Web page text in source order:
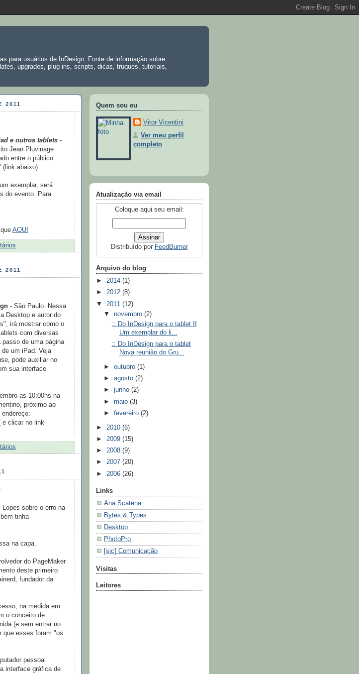
para usuários de InDesign. Fonte de informação sobre
upgrades, plug-ins, scripts, dicas, truques, tutoriais,
2011
e outros tablets -
Jean Pluvinage
entre o público
abaixo).
exemplar, será
do evento. Para
AQUI
2011
- São Paulo. Nessa
Desktop e autor do
irá mostrar como o
com diversas
de uma página
um iPad. Veja
pode auxiliar no
sua interface
as 10:00hs na
próximo ao
e clicar no link
Lopes sobre o erro na
tinha
na capa.
do PageMaker
deste primeiro
fundador da
na medida em
o conceito de
(e sem entrar no
que esses foram "os
pessoal
interface gráfica de
Quem sou eu
Vitor Vicentini
Ver meu perfil
completo
Atualização via email
Coloque aqui seu email:
Distribuído por FeedBurner
Arquivo do blog
► 2014 (1)
► 2012 (8)
▼ 2011 (12)
▼novembro(2)
:: Do InDesign para o tablet II
Um exemplar do li...
:: Do InDesign para o tablet
Nova reunião do Gru...
►outubro(1)
►agosto(2)
►junho(2)
►maio(3)
►fevereiro(2)
► 2010 (6)
► 2009 (15)
► 2008 (9)
► 2007 (20)
► 2006 (26)
Links
Ana Scatena
Bytes & Types
Desktop
PhotoPro
[sic] Comunicação
Visitas
Leitores